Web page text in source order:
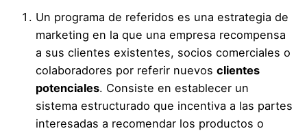
Un programa de referidos es una estrategia de
marketing en la que una empresa recompensa
a sus clientes existentes, socios comerciales o
colaboradores por referir nuevos clientes
potenciales. Consiste en establecer un
sistema estructurado que incentiva a las partes
interesadas a recomendar los productos o